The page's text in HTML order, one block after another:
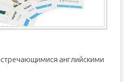
английскими